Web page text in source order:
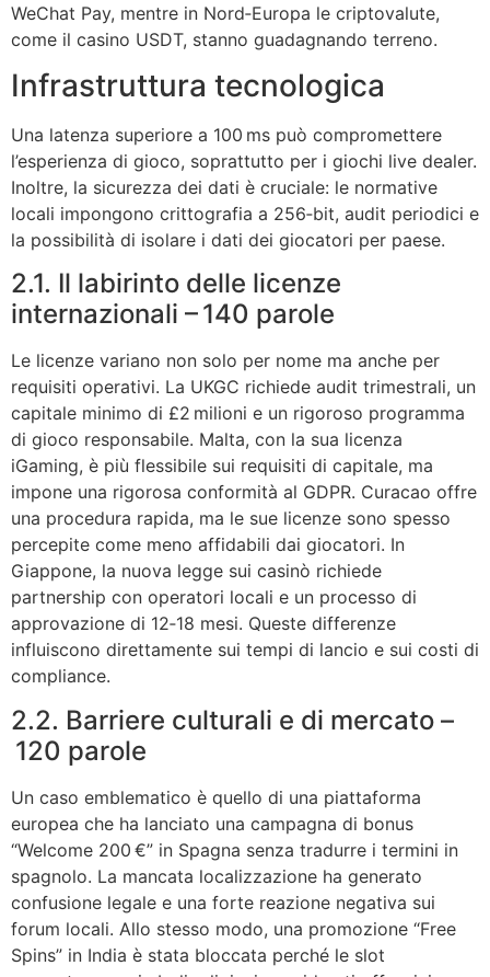
WeChat Pay, mentre in Nord‑Europa le criptovalute,
come il casino USDT, stanno guadagnando terreno.
Infrastruttura tecnologica
Una latenza superiore a 100 ms può compromettere
l’esperienza di gioco, soprattutto per i giochi live dealer.
Inoltre, la sicurezza dei dati è cruciale: le normative
locali impongono crittografia a 256‑bit, audit periodici e
la possibilità di isolare i dati dei giocatori per paese.
2.1. Il labirinto delle licenze
internazionali – 140 parole
Le licenze variano non solo per nome ma anche per
requisiti operativi. La UKGC richiede audit trimestrali, un
capitale minimo di £2 milioni e un rigoroso programma
di gioco responsabile. Malta, con la sua licenza
iGaming, è più flessibile sui requisiti di capitale, ma
impone una rigorosa conformità al GDPR. Curacao offre
una procedura rapida, ma le sue licenze sono spesso
percepite come meno affidabili dai giocatori. In
Giappone, la nuova legge sui casinò richiede
partnership con operatori locali e un processo di
approvazione di 12‑18 mesi. Queste differenze
influiscono direttamente sui tempi di lancio e sui costi di
compliance.
2.2. Barriere culturali e di mercato –
120 parole
Un caso emblematico è quello di una piattaforma
europea che ha lanciato una campagna di bonus
“Welcome 200 €” in Spagna senza tradurre i termini in
spagnolo. La mancata localizzazione ha generato
confusione legale e una forte reazione negativa sui
forum locali. Allo stesso modo, una promozione “Free
Spins” in India è stata bloccata perché le slot